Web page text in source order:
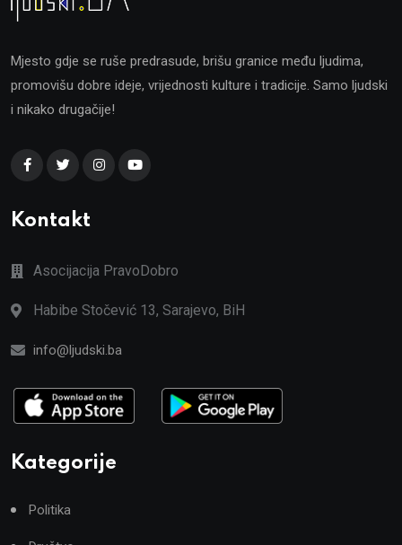
Mjesto gdje se ruše predrasude, brišu granice među ljudima,
promovišu dobre ideje, vrijednosti kulture i tradicije. Samo ljudski
i nikako drugačije!
Kontakt
Asocijacija PravoDobro
Habibe Stočević 13, Sarajevo, BiH
info@ljudski.ba
Kategorije
Politika